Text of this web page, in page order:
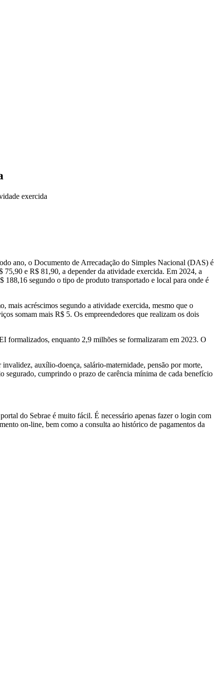
exercida
ano, o Documento de Arrecadação do Simples Nacional (DAS) é
e R$ 81,90, a depender da atividade exercida. Em 2024, a
segundo o tipo de produto transportado e local para onde é
acréscimos segundo a atividade exercida, mesmo que o
somam mais R$ 5. Os empreendedores que realizam os dois
formalizados, enquanto 2,9 milhões se formalizaram em 2023. O
auxílio-doença, salário-maternidade, pensão por morte,
segurado, cumprindo o prazo de carência mínima de cada benefício
do Sebrae é muito fácil. É necessário apenas fazer o login com
on-line, bem como a consulta ao histórico de pagamentos da